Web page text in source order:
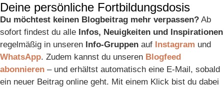
Deine persönliche Fortbildungsdosis
Du möchtest keinen Blogbeitrag mehr verpassen? Ab
sofort findest du alle Infos, Neuigkeiten und Inspirationen
regelmäßig in unseren Info-Gruppen auf Instagram und
WhatsApp. Zudem kannst du unseren Blogfeed
abonnieren – und erhältst automatisch eine E-Mail, sobald
ein neuer Beitrag online geht. Mit einem Klick bist du dabei